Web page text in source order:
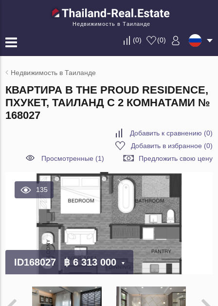
Недвижимость в Таиланде
(0) (0)
Недвижимость в Таиланде
КВАРТИРА В THE PROUD RESIDENCE,
ПХУКЕТ, ТАИЛАНД С 2 КОМНАТАМИ №
168027
Добавить к сравнению (0)
Добавить в избранное (0)
Просмотренные (1)
Предложить свою цену
135
ID168027 ฿ 6 313 000